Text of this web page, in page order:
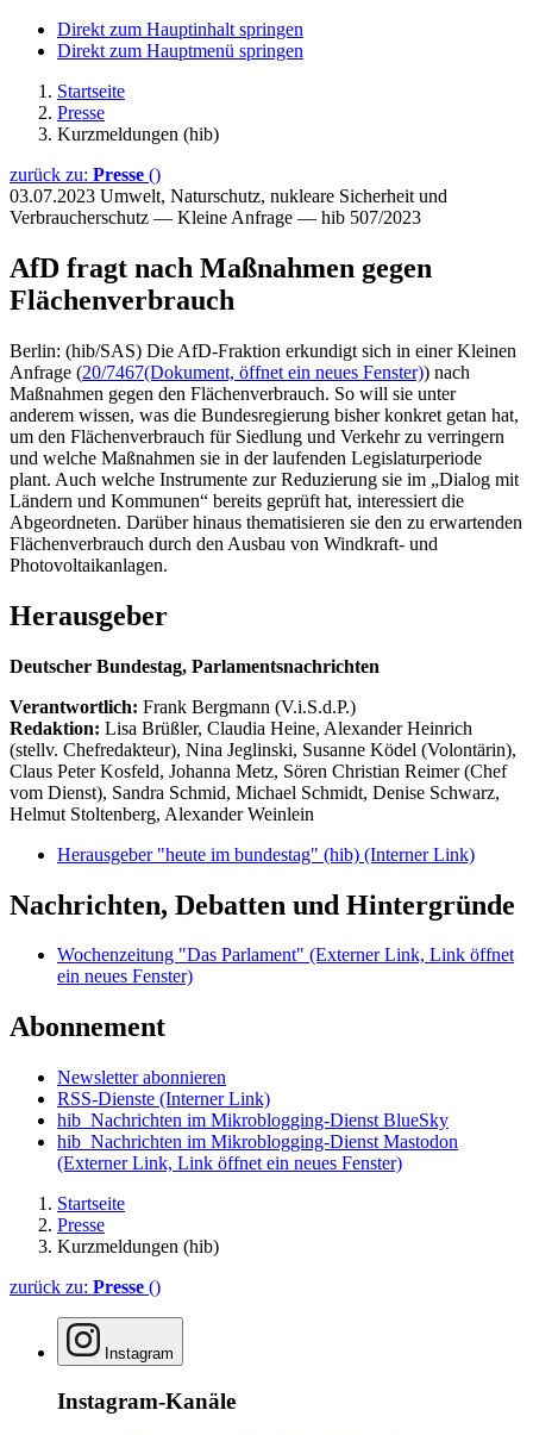
Direkt zum Hauptinhalt springen
Direkt zum Hauptmenü springen
Startseite
Presse
Kurzmeldungen (hib)
zurück zu: Presse ()
03.07.2023 Umwelt, Naturschutz, nukleare Sicherheit und
Verbraucherschutz — Kleine Anfrage — hib 507/2023
AfD fragt nach Maßnahmen gegen
Flächenverbrauch
Berlin: (hib/SAS) Die AfD-Fraktion erkundigt sich in einer Kleinen
Anfrage (20/7467(Dokument, öffnet ein neues Fenster)) nach
Maßnahmen gegen den Flächenverbrauch. So will sie unter
anderem wissen, was die Bundesregierung bisher konkret getan hat,
um den Flächenverbrauch für Siedlung und Verkehr zu verringern
und welche Maßnahmen sie in der laufenden Legislaturperiode
plant. Auch welche Instrumente zur Reduzierung sie im „Dialog mit
Ländern und Kommunen“ bereits geprüft hat, interessiert die
Abgeordneten. Darüber hinaus thematisieren sie den zu erwartenden
Flächenverbrauch durch den Ausbau von Windkraft- und
Photovoltaikanlagen.
Herausgeber
Deutscher Bundestag, Parlamentsnachrichten
Verantwortlich: Frank Bergmann (V.i.S.d.P.)
Redaktion: Lisa Brüßler, Claudia Heine, Alexander Heinrich
(stellv. Chefredakteur), Nina Jeglinski, Susanne Ködel (Volontärin),
Claus Peter Kosfeld, Johanna Metz, Sören Christian Reimer (Chef
vom Dienst), Sandra Schmid, Michael Schmidt, Denise Schwarz,
Helmut Stoltenberg, Alexander Weinlein
Herausgeber "heute im bundestag" (hib) (Interner Link)
Nachrichten, Debatten und Hintergründe
Wochenzeitung "Das Parlament" (Externer Link, Link öffnet
ein neues Fenster)
Abonnement
Newsletter abonnieren
RSS-Dienste (Interner Link)
hib_Nachrichten im Mikroblogging-Dienst BlueSky
hib_Nachrichten im Mikroblogging-Dienst Mastodon
(Externer Link, Link öffnet ein neues Fenster)
Startseite
Presse
Kurzmeldungen (hib)
zurück zu: Presse ()
Instagram
Instagram-Kanäle